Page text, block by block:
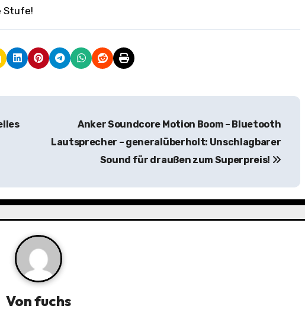
Stufe!
Anker Soundcore Motion Boom – Bluetooth
Lautsprecher – generalüberholt: Unschlagbarer
Sound für draußen zum Superpreis!
Vonfuchs